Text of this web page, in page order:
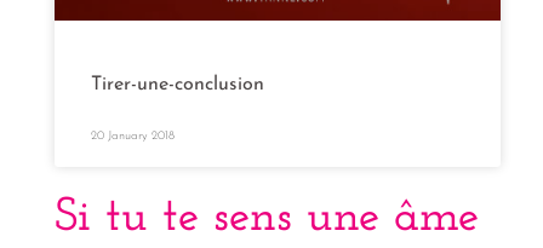
Tirer-une-conclusion
20 January 2018
Si tu te sens une âme